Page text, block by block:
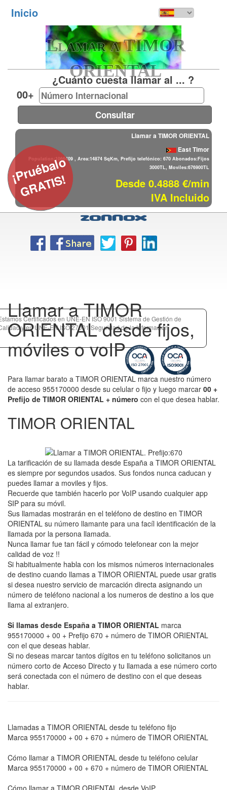
Inicio
Llamar a TIMOR
ORIENTAL
¡Pruébalo
GRATIS!
¿Cuánto cuesta llamar al ... ?
00+
Llamar a TIMOR ORIENTAL
East Timor
Population:1066409 , Area:14874 SqKm, Prefijo telefónico: 670 Abonados:Fijos
3000TL, Moviles:676900TL
Desde 0.4888 €/min
IVA Incluido
Zonnox
Certificados en UNE-EN ISO 9001 Sistema de Gestión de
y en UNE-EN ISO 27001 Seguridad de la Información
Llamar a TIMOR
ORIENTAL desde fijos,
móviles o voIP
Para llamar barato a TIMOR ORIENTAL marca nuestro número
de acceso 955170000 desde su celular o fijo y luego marcar 00 +
Prefijo de TIMOR ORIENTAL + número con el que desea hablar.
TIMOR ORIENTAL
La tarificación de su llamada desde España a TIMOR ORIENTAL
es siempre por segundos usados. Sus fondos nunca caducan y
puedes llamar a moviles y fijos.
Recuerde que también hacerlo por VoIP usando cualquier app
SIP para su móvil.
Sus llamadas mostrarán en el teléfono de destino en TIMOR
ORIENTAL su número llamante para una facíl identificación de la
llamada por la persona llamada.
Nunca llamar fue tan fácil y cómodo telefonear con la mejor
calidad de voz !!
Si habitualmente habla con los mismos números internacionales
de destino cuando llamas a TIMOR ORIENTAL puede usar gratis
si desea nuestro servicio de marcación directa asignando un
número de teléfono nacional a los numeros de destino a los que
llama al extranjero.
Si llamas desde España a TIMOR ORIENTAL marca
955170000 + 00 + Prefijo 670 + número de TIMOR ORIENTAL
con el que deseas hablar.
Si no deseas marcar tantos dígitos en tu teléfono solicitanos un
número corto de Acceso Directo y tu llamada a ese número corto
será conectada con el número de destino con el que deseas
hablar.
Llamadas a TIMOR ORIENTAL desde tu teléfono fijo
Marca 955170000 + 00 + 670 + número de TIMOR ORIENTAL
Cómo llamar a TIMOR ORIENTAL desde tu teléfono celular
Marca 955170000 + 00 + 670 + número de TIMOR ORIENTAL